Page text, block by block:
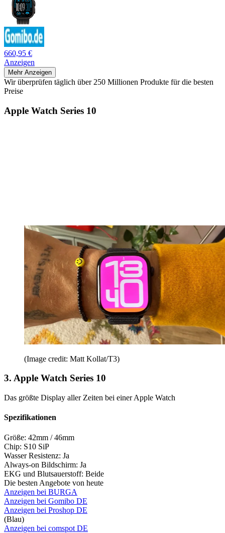
660,95 €
Anzeigen
Mehr Anzeigen
Wir überprüfen täglich über 250 Millionen Produkte für die besten
Preise
Apple Watch Series 10
(Image credit: Matt Kollat/T3)
3. Apple Watch Series 10
Das größte Display aller Zeiten bei einer Apple Watch
Spezifikationen
Größe: 42mm / 46mm
Chip: S10 SiP
Wasser Resistenz: Ja
Always-on Bildschirm: Ja
EKG und Blutsauerstoff: Beide
Die besten Angebote von heute
Anzeigen bei BURGA
Anzeigen bei Gomibo DE
Anzeigen bei Proshop DE
(Blau)
Anzeigen bei comspot DE